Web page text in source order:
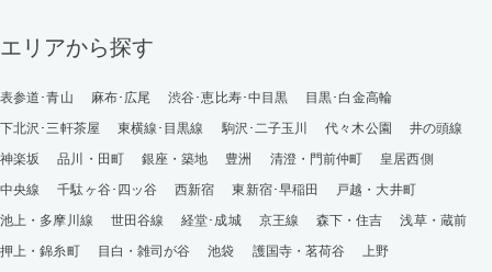
エリアから探す
表参道･青山 麻布･広尾 渋谷･恵比寿･中目黒
目黒･白金高輪
下北沢･三軒茶屋
東横線･目黒線 駒沢･二子玉川 代々木公園
井の頭線
神楽坂
品川・田町 銀座・築地 豊洲 清澄・門前仲町
皇居西側
中央線
千駄ヶ谷･四ッ谷 西新宿 東新宿･早稲田
戸越・大井町
池上・多摩川線
世田谷線 経堂･成城 京王線 森下・住吉
浅草・蔵前
押上・錦糸町
目白・雑司が谷 池袋 護国寺・茗荷谷
上野